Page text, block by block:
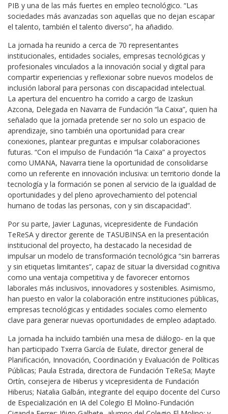
PIB y una de las más fuertes en empleo tecnológico. “Las
sociedades más avanzadas son aquellas que no dejan escapar
el talento, también el talento diverso”, ha añadido.
La jornada ha reunido a cerca de 70 representantes
institucionales, entidades sociales, empresas tecnológicas y
profesionales vinculados a la innovación social y digital para
compartir experiencias y reflexionar sobre nuevos modelos de
inclusión laboral para personas con discapacidad intelectual.
La apertura del encuentro ha corrido a cargo de Izaskun
Azcona, Delegada en Navarra de Fundación “la Caixa”, quien ha
señalado que la jornada pretende ser no solo un espacio de
aprendizaje, sino también una oportunidad para crear
conexiones, plantear preguntas e impulsar colaboraciones
futuras. “Con el impulso de Fundación “la Caixa” a proyectos
como UMANA, Navarra tiene la oportunidad de consolidarse
como un referente en innovación inclusiva: un territorio donde la
tecnología y la formación se ponen al servicio de la igualdad de
oportunidades y del pleno aprovechamiento del potencial
humano de todas las personas, con y sin discapacidad”.
Por su parte, Javier Lagunas, vicepresidente de Fundación
TeReSA y director gerente de TASUBINSA en la presentación
institucional del proyecto, ha destacado la necesidad de
impulsar un modelo de transformación tecnológica “sin barreras
y sin etiquetas limitantes”, capaz de situar la diversidad cognitiva
como una ventaja competitiva y de favorecer entornos
laborales más inclusivos, innovadores y sostenibles. Asimismo,
han puesto en valor la colaboración entre instituciones públicas,
empresas tecnológicas y entidades sociales como elemento
clave para generar nuevas oportunidades de empleo adaptado.
La jornada ha incluido también una mesa de diálogo- en la que
han participado Txerra García de Eulate, director general de
Planificación, Innovación, Coordinación y Evaluación de Políticas
Públicas; Paula Estrada, directora de Fundación TeReSa; Mayte
Ortín, consejera de Hiberus y vicepresidenta de Fundación
Hiberus; Natalia Galbán, integrante del equipo docente del Curso
de Especialización en IA del Colegio El Molino-Fundación